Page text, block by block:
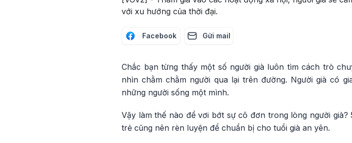
với xu hướng của thời đại.
Facebook Gửi mail
Chắc bạn từng thấy một số người già luôn tìm cách trò
nhìn chằm chằm người qua lại trên đường. Người già có
những người sống một mình.
Vậy làm thế nào để vơi bớt sự cô đơn trong lòng người
trẻ cũng nên rèn luyện để chuẩn bị cho tuổi già an yên.